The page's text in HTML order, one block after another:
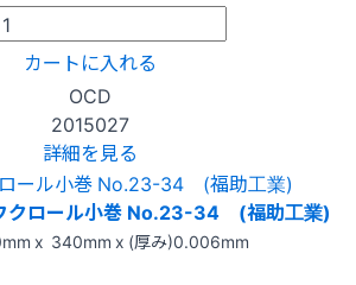
カートに入れる
OCD
2015027
詳細を見る
フクロール小巻 No.23-34 (福助工業)
x 340mm x (厚み)0.006mm